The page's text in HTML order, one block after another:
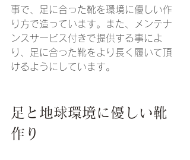
事で、足に合った靴を環境に優しい作
り方で造っています。また、メンテナ
ンスサービス付きで提供する事によ
り、足に合った靴をより長く履いて頂
けるようにしています。
足と地球環境に優しい靴
作り